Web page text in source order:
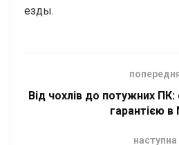
езды.
Від чохлів до потужних ПК:
гарантією
наступна